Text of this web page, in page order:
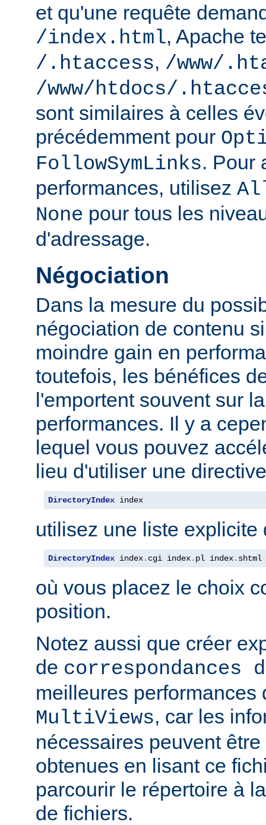
et qu'une requête
/index.html, Apache
/.htaccess, /www/
/www/htdocs/
sont similaires à celles
précédemment pour
FollowSymLinks. Pour
performances, utilisez
None pour tous les
d'adressage.
Négociation
Dans la mesure du
négociation de contenu
moindre gain en
toutefois, les bénéfices
l'emportent souvent sur
performances. Il y a
lequel vous pouvez
lieu d'utiliser une
DirectoryIndex index
utilisez une liste explicite
DirectoryIndex index. cgi index. pl index. shtml
où vous placez le choix
position.
Notez aussi que créer
de correspondances
meilleures performances
MultiViews, car les
nécessaires peuvent
obtenues en lisant ce
parcourir le répertoire à
de fichiers.